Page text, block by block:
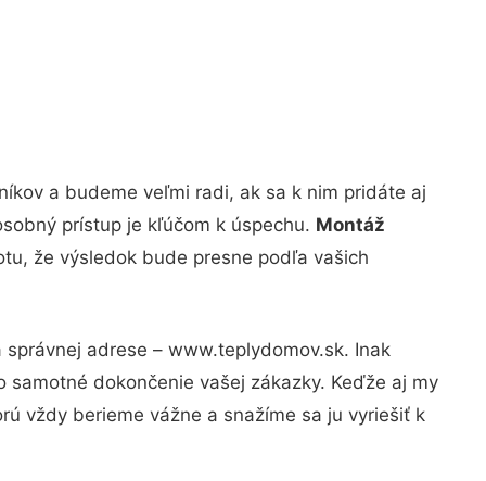
a budeme veľmi radi, ak sa k nim pridáte aj
prístup je kľúčom k úspechu. Montáž
že výsledok bude presne podľa vašich
adrese – www.teplydomov.sk. Inak
dokončenie vašej zákazky. Keďže aj my
vždy berieme vážne a snažíme sa ju vyriešiť k